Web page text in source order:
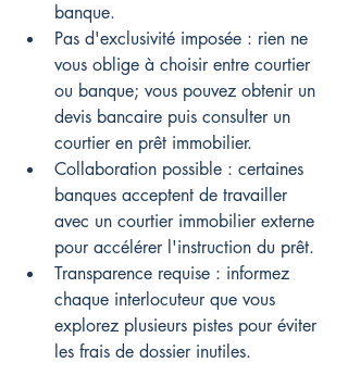
banque.
Pas d'exclusivité imposée : rien ne
vous oblige à choisir entre courtier
ou banque; vous pouvez obtenir un
devis bancaire puis consulter un
courtier en prêt immobilier.
Collaboration possible : certaines
banques acceptent de travailler
avec un courtier immobilier externe
pour accélérer l'instruction du prêt.
Transparence requise : informez
chaque interlocuteur que vous
explorez plusieurs pistes pour éviter
les frais de dossier inutiles.